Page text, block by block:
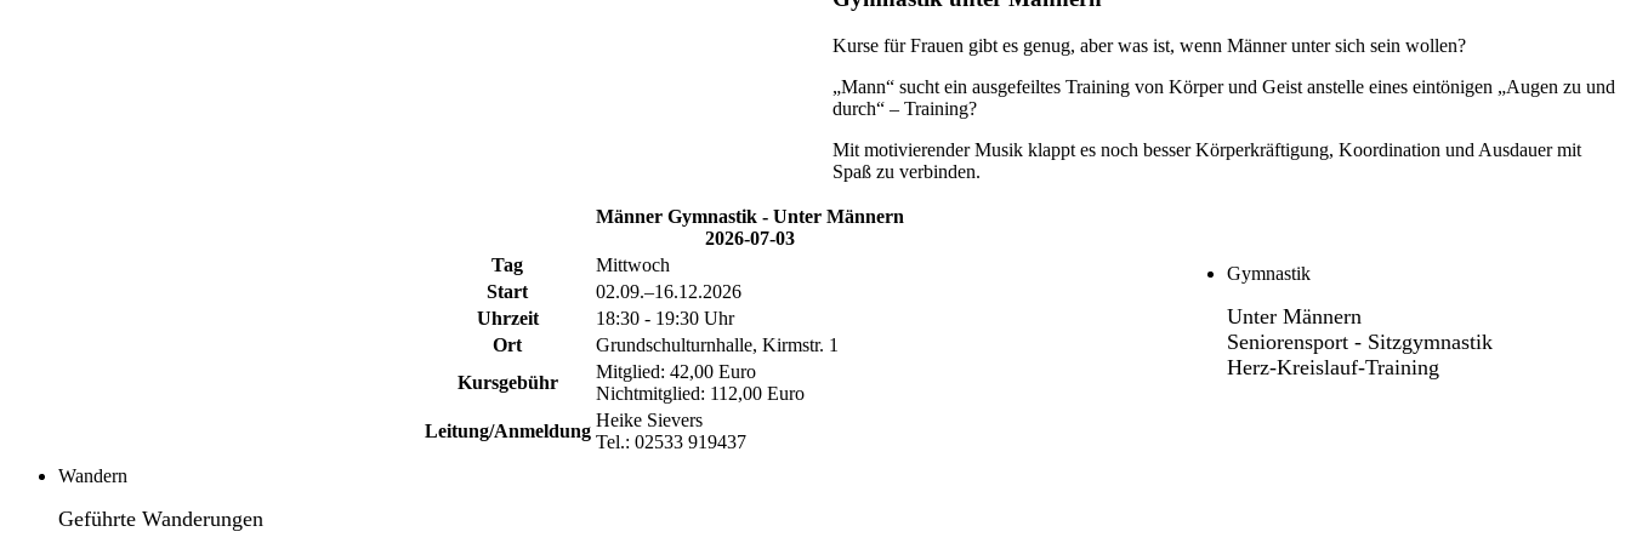
Kurse für Frauen gibt es genug, aber was ist, wenn Männer unter sich sein wollen?
„Mann“ sucht ein ausgefeiltes Training von Körper und Geist anstelle eines eintönigen „Augen zu und
durch“ – Training?
Mit motivierender Musik klappt es noch besser Körperkräftigung, Koordination und Ausdauer mit
Spaß zu verbinden.
Männer Gymnastik - Unter Männern
2026-07-03
Tag
Mittwoch
Start
02.09.–16.12.2026
Uhrzeit
18:30 - 19:30 Uhr
Ort
Grundschulturnhalle, Kirmstr. 1
Kursgebühr
Mitglied: 42,00 Euro
Nichtmitglied: 112,00 Euro
Leitung/Anmeldung
Heike Sievers
Tel.: 02533 919437
Gymnastik
Unter Männern
Seniorensport - Sitzgymnastik
Herz-Kreislauf-Training
Wandern
Geführte Wanderungen